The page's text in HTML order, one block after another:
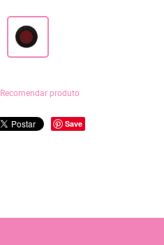
Recomendar produto
Save